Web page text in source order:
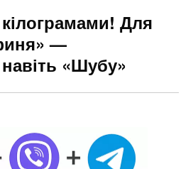
Для
—
«Шубу»